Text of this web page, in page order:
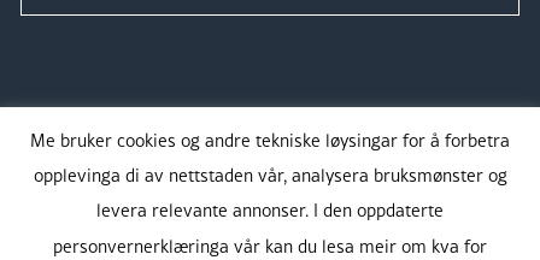
Me bruker cookies og andre tekniske løysingar for å forbetra
opplevinga di av nettstaden vår, analysera bruksmønster og
levera relevante annonser. I den oppdaterte
personvernerklæringa vår kan du lesa meir om kva for